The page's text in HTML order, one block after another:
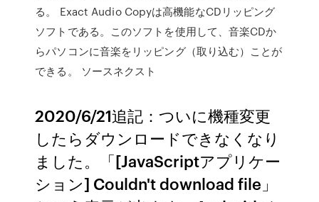
る。 Exact Audio Copyは高機能なCDリッピング
ソフトである。このソフトを使用して、音楽CDか
らパソコンに音楽をリッピング（取り込む）ことが
できる。 ソースネクスト
2020/6/21追記：ついに機種変更
したらダウンロードできなくなり
ました。「[JavaScriptアプリケー
ション] Couldn't download file」